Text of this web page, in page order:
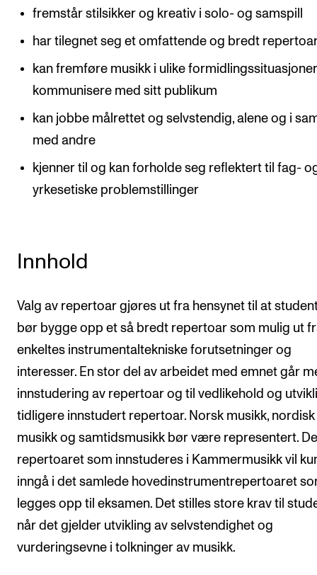
Nyheter og historier
INFO
Kontakt oss
For ansatte og studenter
fremstår stilsikker og kreativ i solo- og samspill
har tilegnet seg et omfattende og bredt
kan fremføre musikk i ulike
kommunisere med sitt publikum
kan jobbe målrettet og selvstendig, alene og i
med andre
kjenner til og kan forholde seg reflektert til fag-
yrkesetiske problemstillinger
Innhold
Valg av repertoar gjøres ut fra hensynet til at
bør bygge opp et så bredt repertoar som mulig ut
enkeltes instrumentaltekniske forutsetninger og
interesser. En stor del av arbeidet med emnet går
innstudering av repertoar og til vedlikehold og
tidligere innstudert repertoar. Norsk musikk, nordisk
musikk og samtidsmusikk bør være representert.
repertoaret som innstuderes i Kammermusikk vil
inngå i det samlede hovedinstrumentrepertoaret
legges opp til eksamen. Det stilles store krav til
når det gjelder utvikling av selvstendighet og
vurderingsevne i tolkninger av musikk.